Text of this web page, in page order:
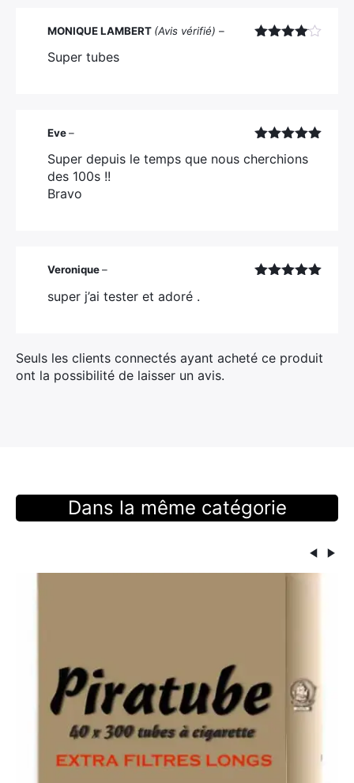
MONIQUE LAMBERT (Avis vérifié) –
Super tubes
5
Eve–
Super depuis le temps que nous cherchions
des 100s !!
Bravo
Veronique–
super j’ai tester et adoré .
Seuls les clients connectés ayant acheté ce produit
ont la possibilité de laisser un avis.
Dans la même catégorie